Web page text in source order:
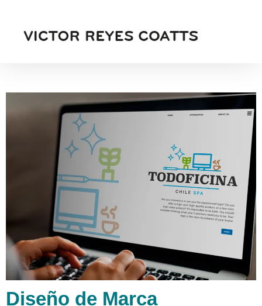
Diseño de Marca